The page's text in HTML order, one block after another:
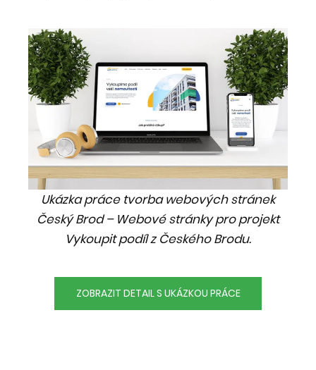
Ukázka práce tvorba webových stránek
Český Brod – Webové stránky pro projekt
Vykoupit podíl z Českého Brodu.
ZOBRAZIT DETAIL S UKÁZKOU PRÁCE